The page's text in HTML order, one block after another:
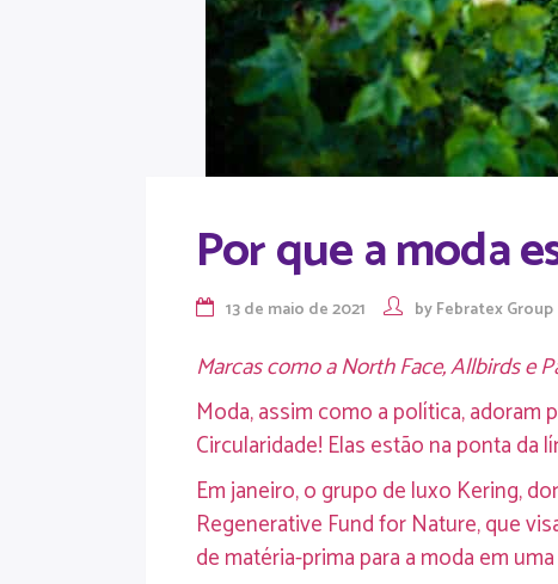
Por que a moda
13 de maio de 2021 byFebratex Group
Marcas como a North Face, Allbirds e
Moda, assim como a política, adoram
Circularidade! Elas estão na ponta da
Em janeiro, o grupo de luxo Kering,
Regenerative Fund for Nature, que
de matéria-prima para a moda em